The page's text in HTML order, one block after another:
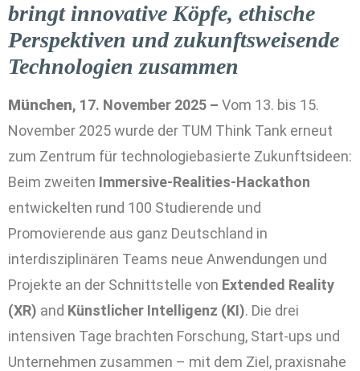
bringt innovative Köpfe, ethische
Perspektiven und zukunftsweisende
Technologien zusammen
München, 17. November 2025 – Vom 13. bis 15.
November 2025 wurde der TUM Think Tank erneut
zum Zentrum für technologiebasierte Zukunftsideen:
Beim zweiten Immersive-Realities-Hackathon
entwickelten rund 100 Studierende und
Promovierende aus ganz Deutschland in
interdisziplinären Teams neue Anwendungen und
Projekte an der Schnittstelle von Extended Reality
(XR) and Künstlicher Intelligenz (KI). Die drei
intensiven Tage brachten Forschung, Start-ups und
Unternehmen zusammen – mit dem Ziel, praxisnahe